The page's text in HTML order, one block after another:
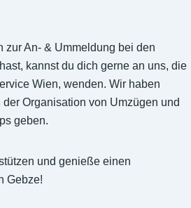
zur An- & Ummeldung bei den
kannst du dich gerne an uns, die
Wien, wenden. Wir haben
Organisation von Umzügen und
geben.
und genieße einen
Gebze!